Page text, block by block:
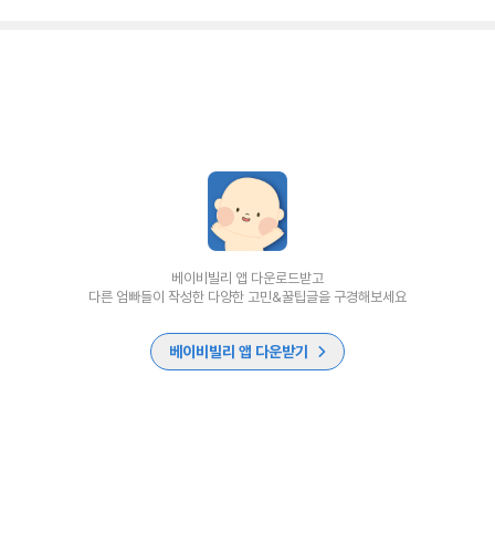
베이비빌리 앱 다운로드받고
다른 엄빠들이 작성한 다양한 고민&꿀팁글을 구경해보세요
베이비빌리 앱 다운받기